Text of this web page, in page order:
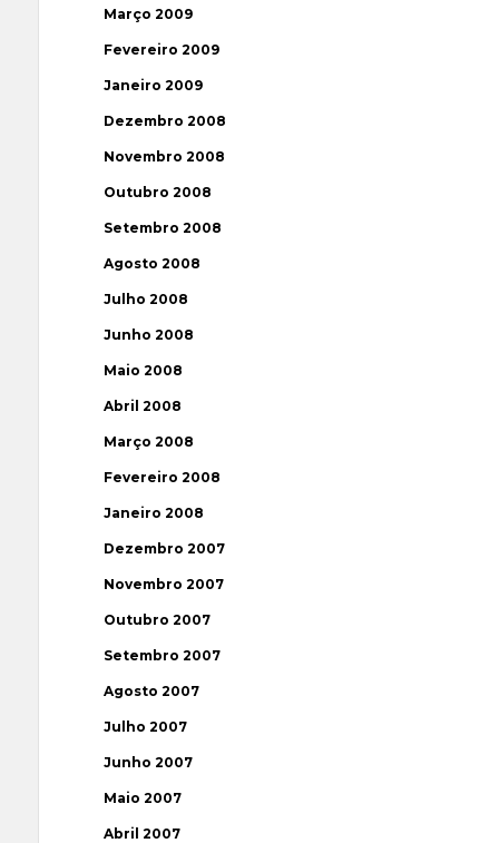
Março 2009
Fevereiro 2009
Janeiro 2009
Dezembro 2008
Novembro 2008
Outubro 2008
Setembro 2008
Agosto 2008
Julho 2008
Junho 2008
Maio 2008
Abril 2008
Março 2008
Fevereiro 2008
Janeiro 2008
Dezembro 2007
Novembro 2007
Outubro 2007
Setembro 2007
Agosto 2007
Julho 2007
Junho 2007
Maio 2007
Abril 2007